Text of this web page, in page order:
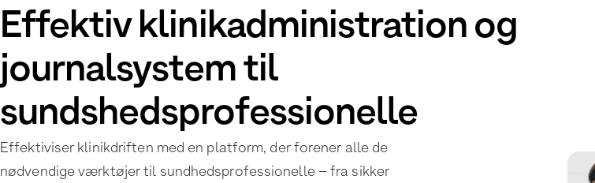
Effektiv klinikadministration og
journalsystem til
sundshedsprofessionelle
Effektiviser klinikdriften med en platform, der forener alle de
nødvendige værktøjer til sundhedsprofessionelle – fra sikker